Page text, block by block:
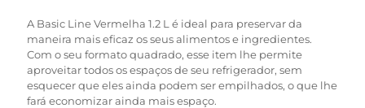
A Basic Line Vermelha 1.2 L é ideal para preservar da
maneira mais eficaz os seus alimentos e ingredientes.
Com o seu formato quadrado, esse item lhe permite
aproveitar todos os espaços de seu refrigerador, sem
esquecer que eles ainda podem ser empilhados, o que lhe
fará economizar ainda mais espaço.